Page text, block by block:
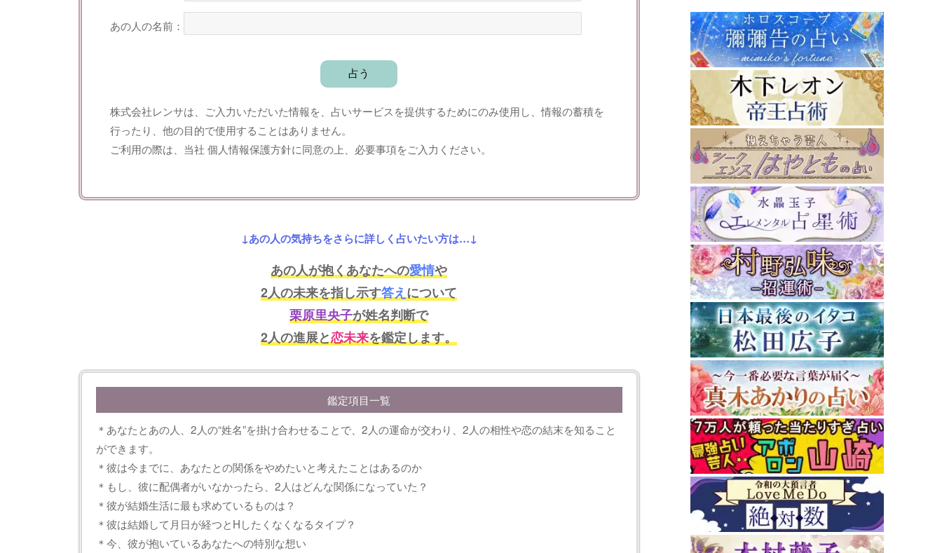
あの人の名前：
株式会社レンサは、ご入力いただいた情報を、占いサービスを提供するためにのみ使用し、情報の蓄積を
行ったり、他の目的で使用することはありません。
ご利用の際は、当社 個人情報保護方針に同意の上、必要事項をご入力ください。
↓あの人の気持ちをさらに詳しく占いたい方は…↓
あの人が抱くあなたへの愛情や
2人の未来を指し示す答え について
栗原里央子が姓名判断で
2人の進展と恋未来を鑑定します。
鑑定項目一覧
＊あなたとあの人、2人の“姓名”を掛け合わせることで、2人の運命が交わり、2人の相性や恋の結末を知ること
ができます。
＊彼は今までに、あなたとの関係をやめたいと考えたことはあるのか
＊もし、彼に配偶者がいなかったら、2人はどんな関係になっていた？
＊彼が結婚生活に最も求めているものは？
＊彼は結婚して月日が経つとHしたくなくなるタイプ？
＊今、彼が抱いているあなたへの特別な想い